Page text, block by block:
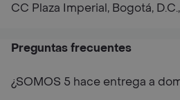
CC Plaza Imperial, Bogotá,
Preguntas frecuentes
¿SOMOS 5 hace entrega a